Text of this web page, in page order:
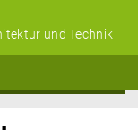
und Technik